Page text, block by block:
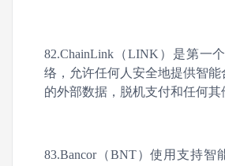
82.ChainLink（LINK）是第一
络，允许任何人安全地提供智
的外部数据，脱机支付和任何其
83.Bancor（BNT）使用支持智